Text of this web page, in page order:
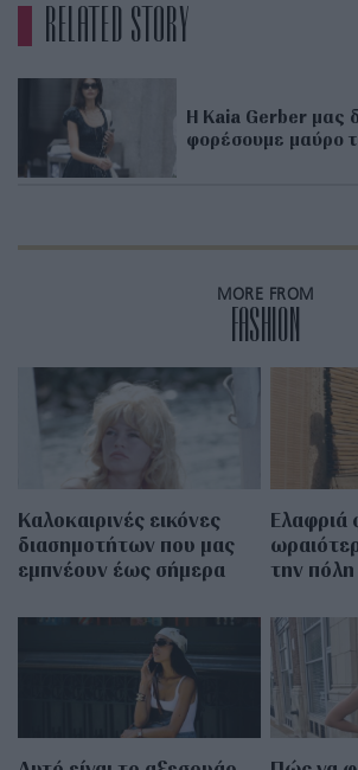
RELATED STORY
H Kaia Gerber μας
φορέσουμε μαύρο
MORE FROM
FASHION
Καλοκαιρινές εικόνες
διασημοτήτων που μας
εμπνέουν έως σήμερα
Eλαφριά
την πόλη